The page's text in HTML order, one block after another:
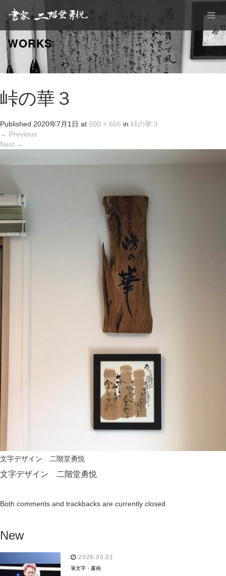
WORKS
峠の華３
Published 2020年7月1日 at 500 × 666 in 峠の華３
← Previous
Next →
文字デザイン 二階堂勇悦
文字デザイン 二階堂勇悦
Both comments and trackbacks are currently closed.
New
2026.05.01
筆文字・書画